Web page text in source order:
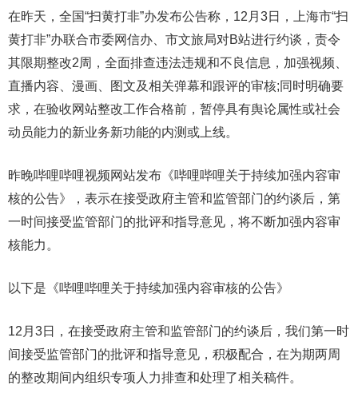
在昨天，全国“扫黄打非”办发布公告称，12月3日，上海市“扫
黄打非”办联合市委网信办、市文旅局对B站进行约谈，责令
其限期整改2周，全面排查违法违规和不良信息，加强视频、
直播内容、漫画、图文及相关弹幕和跟评的审核;同时明确要
求，在验收网站整改工作合格前，暂停具有舆论属性或社会
动员能力的新业务新功能的内测或上线。
昨晚哔哩哔哩视频网站发布《哔哩哔哩关于持续加强内容审
核的公告》，表示在接受政府主管和监管部门的约谈后，第
一时间接受监管部门的批评和指导意见，将不断加强内容审
核能力。
以下是《哔哩哔哩关于持续加强内容审核的公告》
12月3日，在接受政府主管和监管部门的约谈后，我们第一时
间接受监管部门的批评和指导意见，积极配合，在为期两周
的整改期间内组织专项人力排查和处理了相关稿件。